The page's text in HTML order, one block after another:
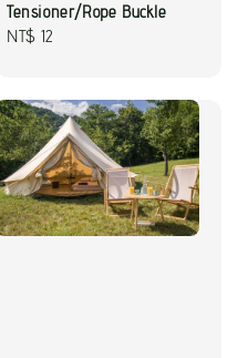
Tensioner/Rope Buckle
Regular
NT$ 12